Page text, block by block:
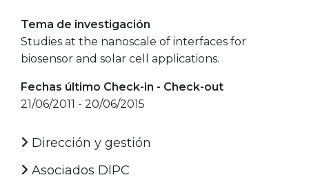
Tema de investigación
Studies at the nanoscale of interfaces for
biosensor and solar cell applications.
Fechas último Check-in - Check-out
21/06/2011 - 20/06/2015
Dirección y gestión
Asociados DIPC